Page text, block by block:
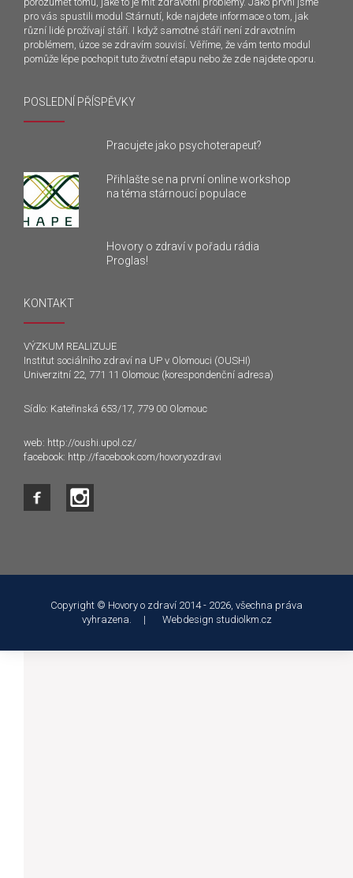
pro vás spustili modul Stárnutí, kde najdete informace o tom, jak
různí lidé prožívají stáří. I když samotné stáří není zdravotním
problémem, úzce se zdravím souvisí. Věříme, že vám tento modul
pomůže lépe pochopit tuto životní etapu nebo že zde najdete oporu.
POSLEDNÍ PŘÍSPĚVKY
Pracujete jako psychoterapeut?
Přihlašte se na první online workshop
na téma stárnoucí populace
Hovory o zdraví v pořadu rádia
Proglas!
KONTAKT
VÝZKUM REALIZUJE
Institut sociálního zdraví na UP v Olomouci (OUSHI)
Univerzitní 22, 771 11 Olomouc (korespondenční adresa)
Sídlo: Kateřinská 653/17, 779 00 Olomouc
web: http://oushi.upol.cz/
facebook: http://facebook.com/hovoryozdravi
Copyright © Hovory o zdraví 2014 - 2026, všechna práva
vyhrazena. | Webdesign studiolkm.cz